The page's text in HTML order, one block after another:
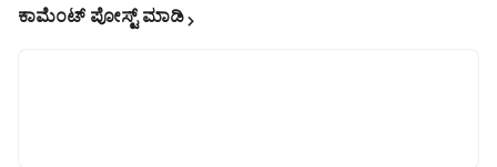
ಕಾಮೆಂಟ್‌‌ ಪೋಸ್ಟ್‌ ಮಾಡಿ